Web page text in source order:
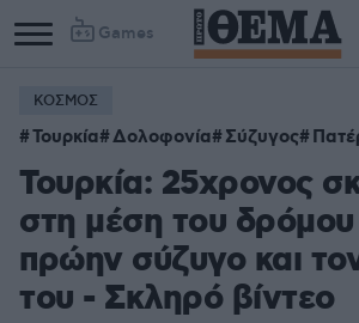
Games
ΚΟΣΜΟΣ
Τουρκία Δολοφονία Σύζυγος
Τουρκία: 25χρονος
στη μέση του
πρώην σύζυγο και
του - Σκληρό βίντεο